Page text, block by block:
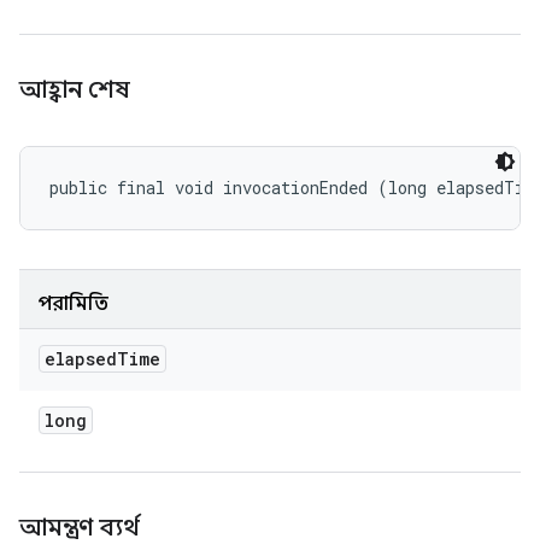
আহ্বান শেষ
public final void invocationEnded (long
পরামিতি
elapsedTime
long
আমন্ত্রণ ব্যর্থ